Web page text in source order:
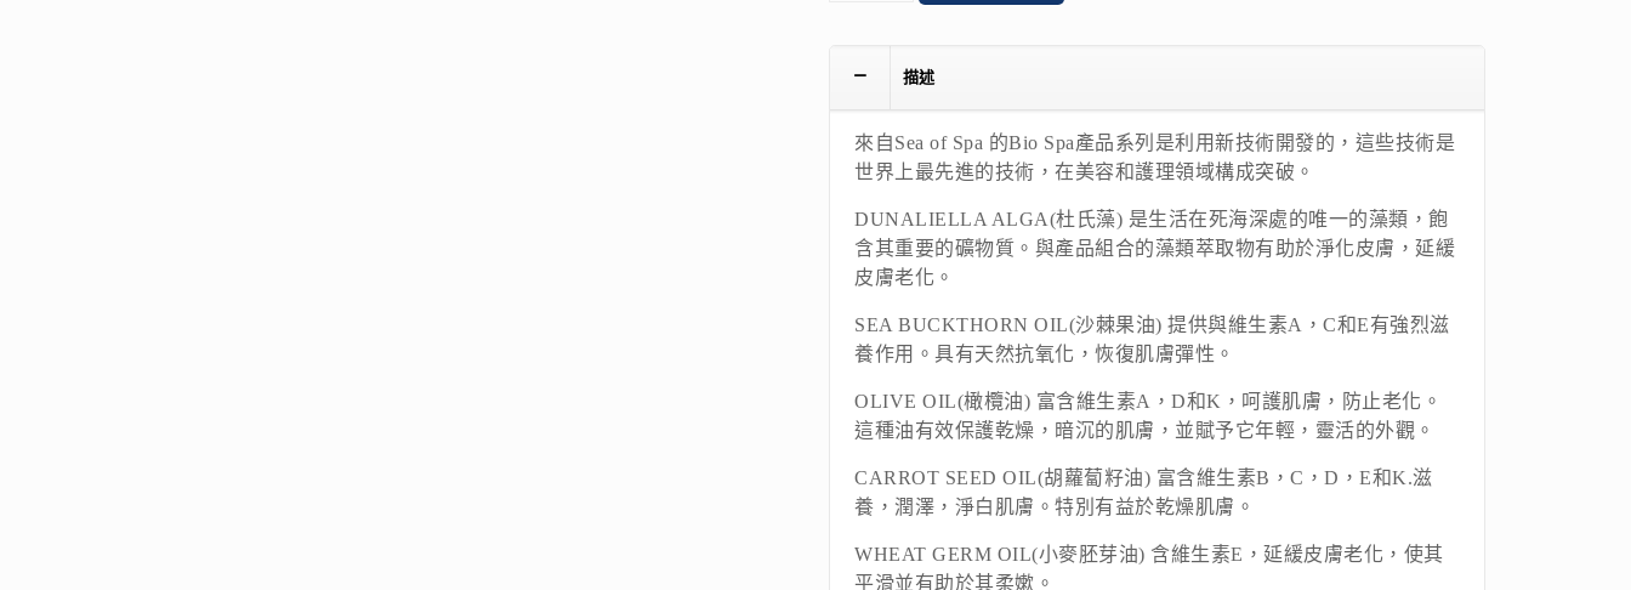
描述
來自Sea of Spa 的Bio Spa產品系列是利用新技術開發的，這些技術是
世界上最先進的技術，在美容和護理領域構成突破。
DUNALIELLA ALGA(杜氏藻) 是生活在死海深處的唯一的藻類，飽
含其重要的礦物質。與產品組合的藻類萃取物有助於淨化皮膚，延緩
皮膚老化。
SEA BUCKTHORN OIL(沙棘果油) 提供與維生素A，C和E有強烈滋
養作用。具有天然抗氧化，恢復肌膚彈性。
OLIVE OIL(橄欖油) 富含維生素A，D和K，呵護肌膚，防止老化。
這種油有效保護乾燥，暗沉的肌膚，並賦予它年輕，靈活的外觀。
CARROT SEED OIL(胡蘿蔔籽油) 富含維生素B，C，D，E和K.滋
養，潤澤，淨白肌膚。特別有益於乾燥肌膚。
WHEAT GERM OIL(小麥胚芽油) 含維生素E，延緩皮膚老化，使其
平滑並有助於其柔嫰。